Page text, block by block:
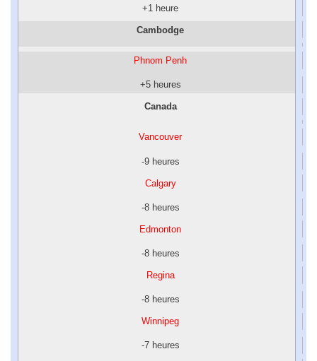
+1 heure
Cambodge
Phnom Penh
+5 heures
Canada
Vancouver
-9 heures
Calgary
-8 heures
Edmonton
-8 heures
Regina
-8 heures
Winnipeg
-7 heures